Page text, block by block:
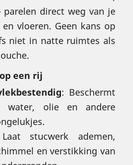
direct weg van je
vloeren. Geen kans op
niet in natte ruimtes als
een rij
: Beschermt
water, olie en andere
stucwerk ademen,
en verstikking van